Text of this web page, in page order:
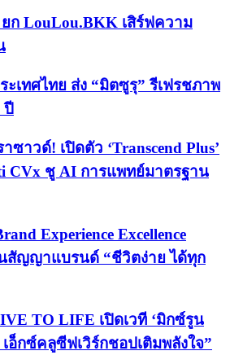
ยก LouLou.BKK เสิร์ฟความ
เทศไทย ส่ง “มิตซูรุ” รีเฟรชภาพ
ปี
าวด์! เปิดตัว ‘Transcend Plus’
CVx ชู AI การแพทย์มาตรฐาน
Experience Excellence
สัญญาแบรนด์ “ชีวิตง่าย ได้ทุก
TO LIFE เปิดเวที ‘มิกซ์รูน
อ็กซ์คลูซีฟเวิร์กชอปเติมพลังใจ”